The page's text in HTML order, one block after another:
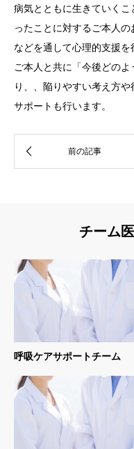
病気とともに生きていく
ったことに対するご本人
などを通して心理的支援を
ご本人と共に「今後どの
り
陥りやすい考え方
サポート も行います。
チーム
呼吸ケアサポートチーム